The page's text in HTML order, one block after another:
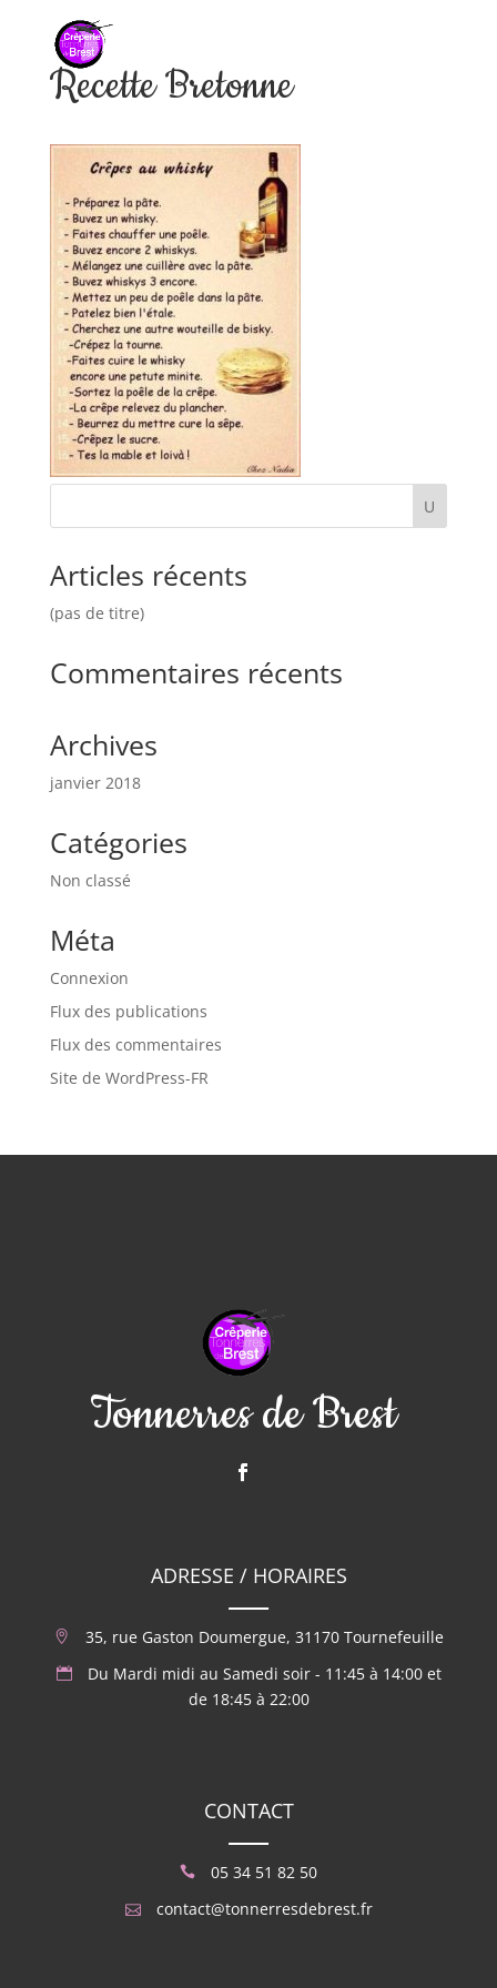
Recette Bretonne
Articles récents
(pas de titre)
Commentaires récents
Archives
janvier 2018
Catégories
Non classé
Méta
Connexion
Flux des publications
Flux des commentaires
Site de WordPress-FR
Tonnerres de Brest
ADRESSE / HORAIRES
35, rue Gaston Doumergue, 31170 Tournefeuille
Du Mardi midi au Samedi soir - 11:45 à 14:00 et
de 18:45 à 22:00
CONTACT
05 34 51 82 50
contact@tonnerresdebrest.fr